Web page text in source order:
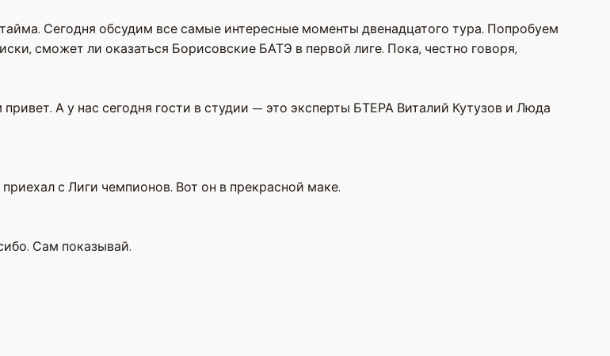
Сегодня обсудим все самые интересные моменты двенадцатого тура. Попробуем
сможет ли оказаться Борисовские БАТЭ в первой лиге. Пока, честно говоря,
А у нас сегодня гости в студии — это эксперты БТЕРА Виталий Кутузов и Люда
с Лиги чемпионов. Вот он в прекрасной маке.
Сам показывай.